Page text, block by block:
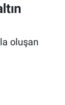
oluşan